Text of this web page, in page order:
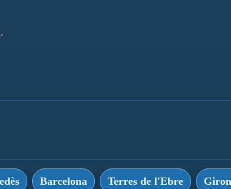
Barcelona Terres de l'Ebre